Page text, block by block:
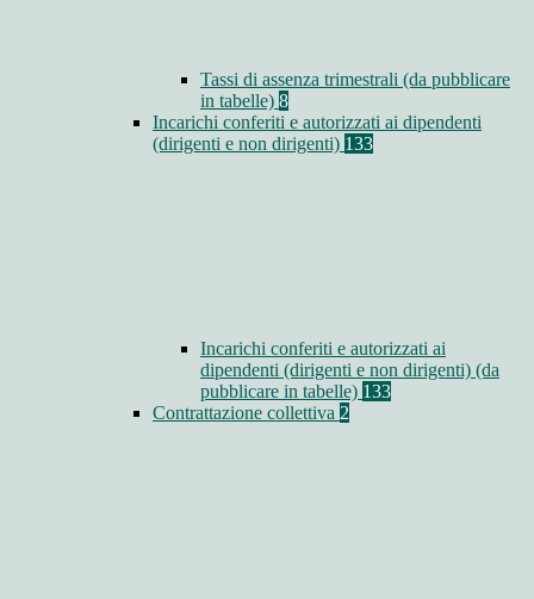
Tassi di assenza trimestrali (da pubblicare
in tabelle) 8
Incarichi conferiti e autorizzati ai dipendenti
(dirigenti e non dirigenti) 133
Incarichi conferiti e autorizzati ai
dipendenti (dirigenti e non dirigenti) (da
pubblicare in tabelle) 133
Contrattazione collettiva 2